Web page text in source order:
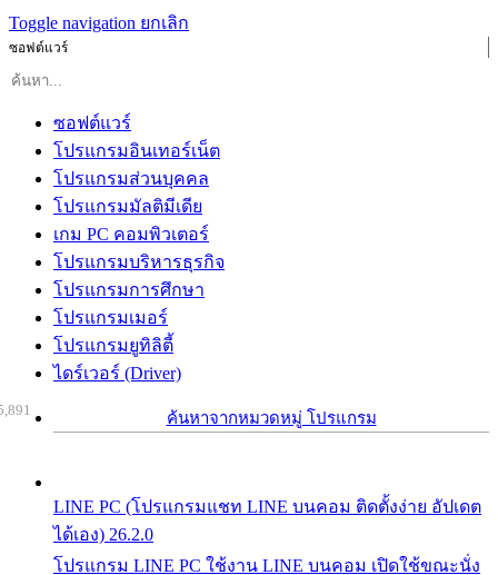
Toggle navigation ยกเลิก
ซอฟต์แวร์
ซอฟต์แวร์
โปรแกรมอินเทอร์เน็ต
โปรแกรมส่วนบุคคล
โปรแกรมมัลติมีเดีย
เกม PC คอมพิวเตอร์
โปรแกรมบริหารธุรกิจ
โปรแกรมการศึกษา
โปรแกรมเมอร์
โปรแกรมยูทิลิตี้
ไดร์เวอร์ (Driver)
ค้นหาจากหมวดหมู่ โปรแกรม
LINE PC (โปรแกรมแชท LINE บนคอม ติดตั้งง่าย อัปเดต
ได้เอง) 26.2.0
โปรแกรม LINE PC ใช้งาน LINE บนคอม เปิดใช้ขณะนั่ง